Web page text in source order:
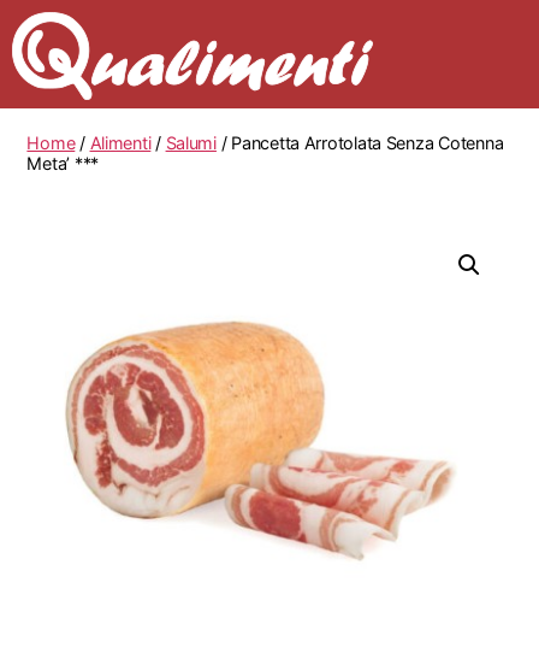
Home/ Alimenti/ Salumi/ Pancetta Arrotolata Senza Cotenna
Meta’ ***